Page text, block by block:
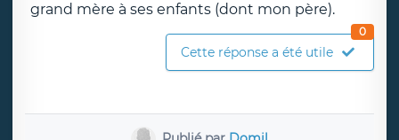
grand mère à ses enfants (dont mon père).
Cette réponse a été utile
0